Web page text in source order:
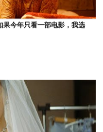
果今年只看一部电影，我选